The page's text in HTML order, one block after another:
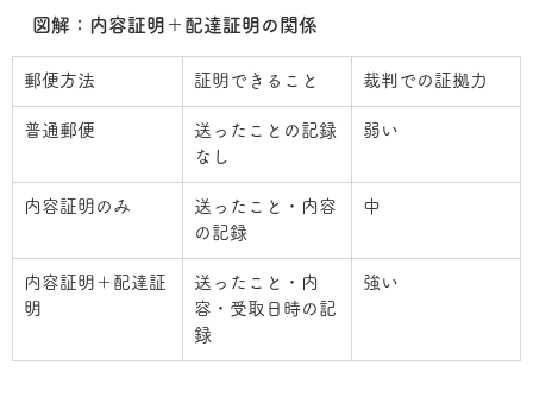
図解：内容証明＋配達証明の関係
郵便方法 証明できること 裁判での証拠力
普通郵便
送ったことの記録
なし
弱い
内容証明のみ
送ったこと・内容
の記録
中
内容証明＋配達証
明
送ったこと・内
容・受取日時の記
録
強い